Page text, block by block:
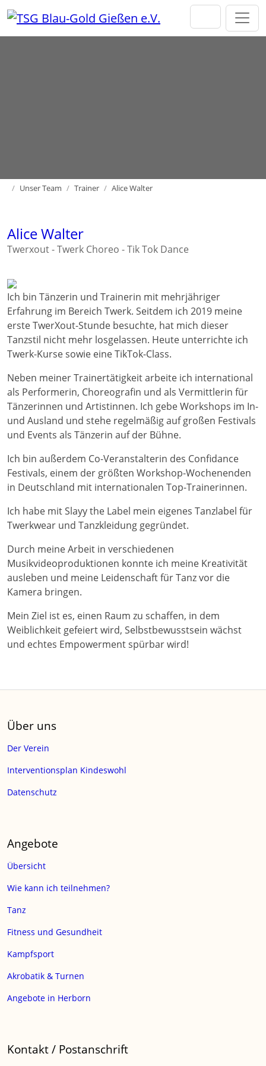
Direkt zur Hauptnavigation springen
Direkt zum Inhalt springen
HomeUnser Team Trainer Alice Walter
Alice Walter
Twerxout - Twerk Choreo - Tik Tok Dance
Ich bin Tänzerin und Trainerin mit mehrjähriger
Erfahrung im Bereich Twerk. Seitdem ich 2019 meine
erste TwerXout-Stunde besuchte, hat mich dieser
Tanzstil nicht mehr losgelassen. Heute unterrichte ich
Twerk-Kurse sowie eine TikTok-Class.
Neben meiner Trainertätigkeit arbeite ich international
als Performerin, Choreografin und als Vermittlerin für
Tänzerinnen und Artistinnen. Ich gebe Workshops im In-
und Ausland und stehe regelmäßig auf großen Festivals
und Events als Tänzerin auf der Bühne.
Ich bin außerdem Co-Veranstalterin des Confidance
Festivals, einem der größten Workshop-Wochenenden
in Deutschland mit internationalen Top-Trainerinnen.
Ich habe mit Slayy the Label mein eigenes Tanzlabel für
Twerkwear und Tanzkleidung gegründet.
Durch meine Arbeit in verschiedenen
Musikvideoproduktionen konnte ich meine Kreativität
ausleben und meine Leidenschaft für Tanz vor die
Kamera bringen.
Mein Ziel ist es, einen Raum zu schaffen, in dem
Weiblichkeit gefeiert wird, Selbstbewusstsein wächst
und echtes Empowerment spürbar wird!
Über uns
Der Verein
Interventionsplan Kindeswohl
Datenschutz
Angebote
Übersicht
Wie kann ich teilnehmen?
Tanz
Fitness und Gesundheit
Kampfsport
Akrobatik & Turnen
Angebote in Herborn
Kontakt / Postanschrift